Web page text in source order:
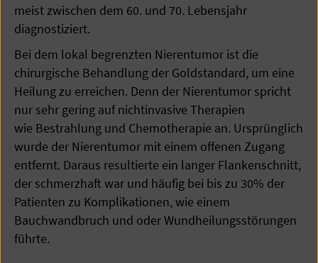
meist zwischen dem 60. und 70. Lebensjahr
diagnostiziert.
Bei dem lokal begrenzten Nierentumor ist die
chirurgische Behandlung der Goldstandard, um eine
Heilung zu erreichen. Denn der Nierentumor spricht
nur sehr gering auf nichtinvasive Therapien
wie Bestrahlung und Chemotherapie an. Ursprünglich
wurde der Nierentumor mit einem offenen Zugang
entfernt. Daraus resultierte ein langer Flankenschnitt,
der schmerzhaft war und häufig bei bis zu 30% der
Patienten zu Komplikationen, wie einem
Bauchwandbruch und oder Wundheilungsstörungen
führte.